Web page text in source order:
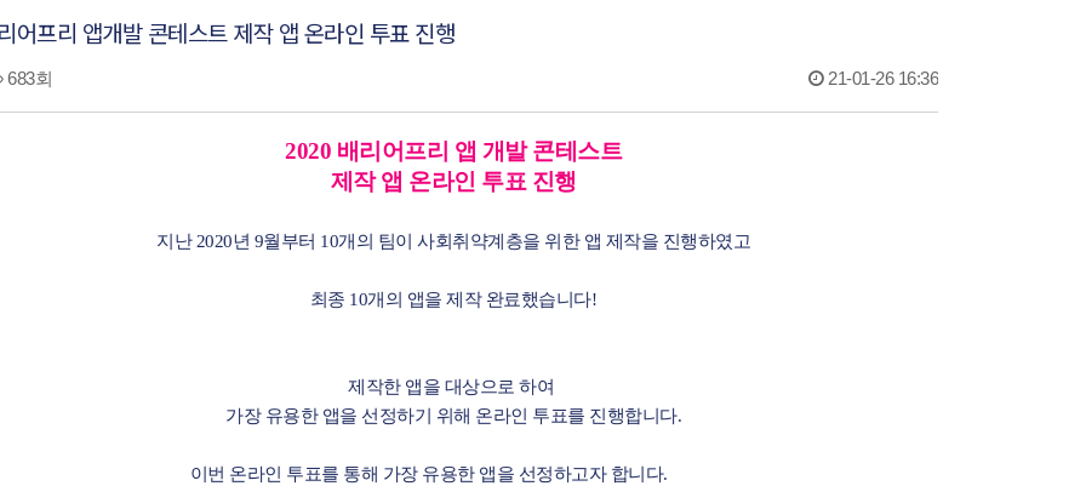
어프리 앱개발 콘테스트 제작 앱 온라인 투표 진행
683회 21-01-26 16:36
2020 배리어프리 앱 개발 콘테스트
제작 앱 온라인 투표 진행
지난 2020년 9월부터 10개의 팀이 사회취약계층을 위한 앱 제작을 진행하였고
최종 10개의 앱을 제작 완료했습니다!
제작한 앱을 대상으로 하여
가장 유용한 앱을 선정하기 위해 온라인 투표를 진행합니다.
이번 온라인 투표를 통해 가장 유용한 앱을 선정하고자 합니다.